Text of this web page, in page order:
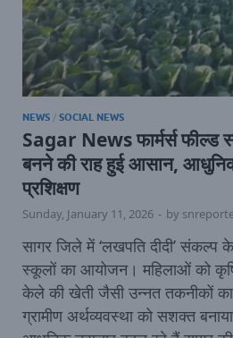
NEWS / SOCIAL NEWS
Sagar News फार्मर्स फील्ड
बनने की राह हुई आसान,
प्रशिक्षण
Sunday, January 11, 2026 - by
सागर जिले में ‘लखपति दीदी’ संकल्प
स्कूलों का आयोजन। महिलाओं को
केले की खेती जैसी उन्नत तकनीकों
ग्रामीण अर्थव्यवस्था को सशक्त